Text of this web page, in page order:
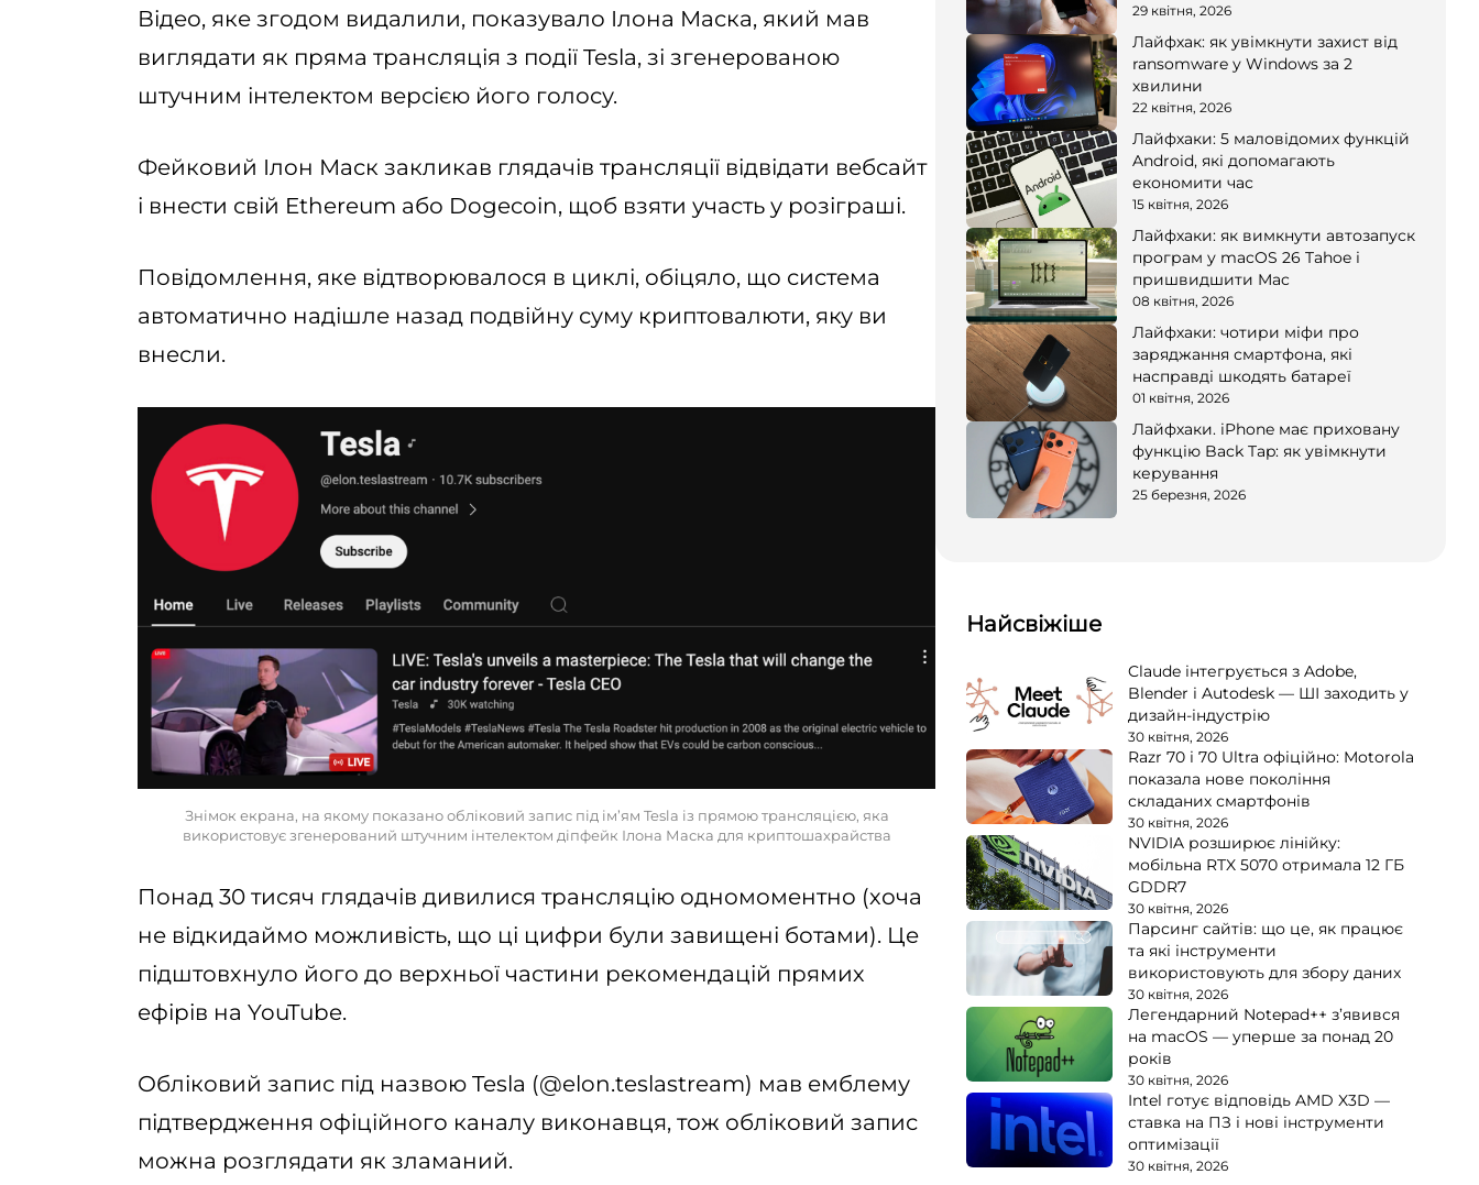
Відео, яке згодом видалили, показувало Ілона Маска, який мав
виглядати як пряма трансляція з події Tesla, зі згенерованою
штучним інтелектом версією його голосу.
Фейковий Ілон Маск закликав глядачів трансляції відвідати вебсайт
і внести свій Ethereum або Dogecoin, щоб взяти участь у розіграші.
Повідомлення, яке відтворювалося в циклі, обіцяло, що система
автоматично надішле назад подвійну суму криптовалюти, яку ви
внесли.
Знімок екрана, на якому показано обліковий запис під ім’ям Tesla із прямою трансляцією, яка
використовує згенерований штучним інтелектом діпфейк Ілона Маска для криптошахрайства
Понад 30 тисяч глядачів дивилися трансляцію одномоментно (хоча
не відкидаймо можливість, що ці цифри були завищені ботами). Це
підштовхнуло його до верхньої частини рекомендацій прямих
ефірів на YouTube.
Обліковий запис під назвою Tesla (@elon.teslastream) мав емблему
підтвердження офіційного каналу виконавця, тож обліковий запис
можна розглядати як зламаний.
29 квітня, 2026
Лайфхак: як увімкнути захист від
ransomware у Windows за 2
хвилини
22 квітня, 2026
Лайфхаки: 5 маловідомих функцій
Android, які допомагають
економити час
15 квітня, 2026
Лайфхаки: як вимкнути автозапуск
програм у macOS 26 Tahoe і
пришвидшити Mac
08 квітня, 2026
Лайфхаки: чотири міфи про
заряджання смартфона, які
насправді шкодять батареї
01 квітня, 2026
Лайфхаки. iPhone має приховану
функцію Back Tap: як увімкнути
керування
25 березня, 2026
Найсвіжіше
Claude інтегрується з Adobe,
Blender і Autodesk — ШІ заходить у
дизайн-індустрію
30 квітня, 2026
Razr 70 і 70 Ultra офіційно: Motorola
показала нове покоління
складаних смартфонів
30 квітня, 2026
NVIDIA розширює лінійку:
мобільна RTX 5070 отримала 12 ГБ
GDDR7
30 квітня, 2026
Парсинг сайтів: що це, як працює
та які інструменти
використовують для збору даних
30 квітня, 2026
Легендарний Notepad++ з’явився
на macOS — уперше за понад 20
років
30 квітня, 2026
Intel готує відповідь AMD X3D —
ставка на ПЗ і нові інструменти
оптимізації
30 квітня, 2026